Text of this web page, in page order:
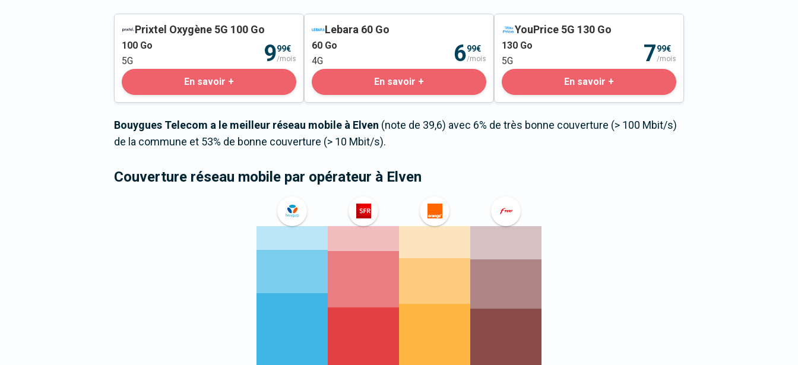
Prixtel Oxygène 5G 100 Go
100 Go
5G
999€
/mois
En savoir +
Lebara 60 Go
60 Go
4G
699€
/mois
En savoir +
YouPrice 5G 130 Go
130 Go
5G
799€
/mois
En savoir +
Bouygues Telecom a le meilleur réseau mobile à Elven (note de 39,6) avec 6% de très bonne couverture (> 100 Mbit/s)
de la commune et 53% de bonne couverture (> 10 Mbit/s).
Couverture réseau mobile par opérateur à Elven